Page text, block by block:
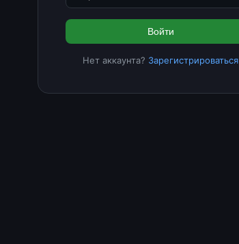
Войти
Нет аккаунта? Зарегистрироваться